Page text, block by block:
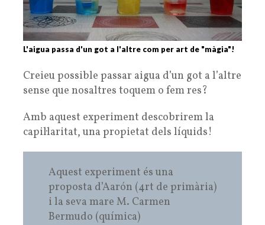
L'aigua passa d'un got a l'altre com per art de "màgia"!
Creieu possible passar aigua d’un got a l’altre
sense que nosaltres toquem o fem res?
Amb aquest experiment descobrirem la
capil·laritat, una propietat dels líquids!
Aquest experiment és una
proposta d’Aarón (4rt de primària)
i la seva mare M. Carmen
Bermudo (química)